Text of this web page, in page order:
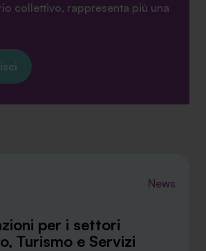
collettivo, rappresenta più una
News
per i settori
Turismo e Servizi